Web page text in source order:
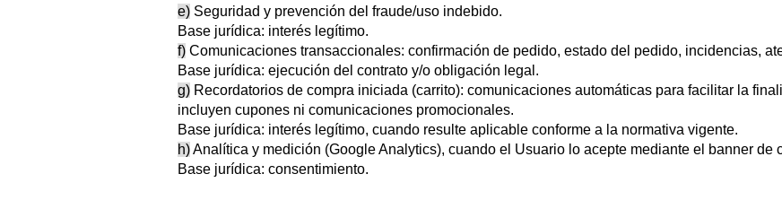
e) Seguridad y prevención del fraude/uso indebido.
Base jurídica: interés legítimo.
f) Comunicaciones transaccionales: confirmación de pedido, estado del pedido, incidencias,
Base jurídica: ejecución del contrato y/o obligación legal.
g) Recordatorios de compra iniciada (carrito): comunicaciones automáticas para facilitar la
incluyen cupones ni comunicaciones promocionales.
Base jurídica: interés legítimo, cuando resulte aplicable conforme a la normativa vigente.
h)Analítica y medición (Google Analytics), cuando el Usuario lo acepte mediante el banner de
Base jurídica: consentimiento.